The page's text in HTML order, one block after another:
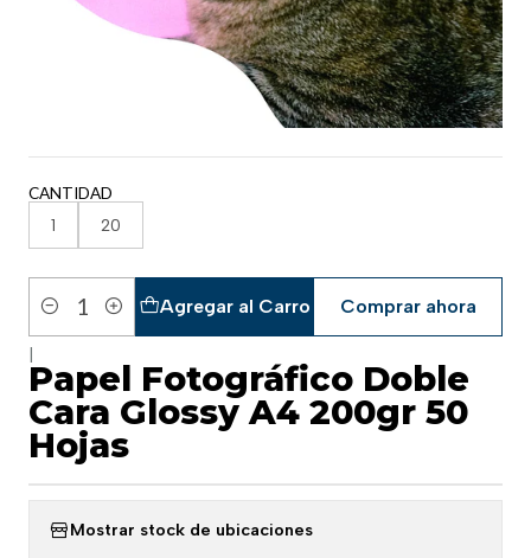
CANTIDAD
1 20
Cantidad
Agregar al Carro Comprar ahora
Papel Fotográfico Doble
Cara Glossy A4 200gr 50
Hojas
Mostrar stock de ubicaciones